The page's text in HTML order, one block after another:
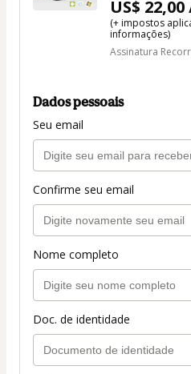
US$
(+ impostos
informações)
Assinatura
Dados pessoais
Seu email
Confirme seu email
Nome completo
Doc. de identidade